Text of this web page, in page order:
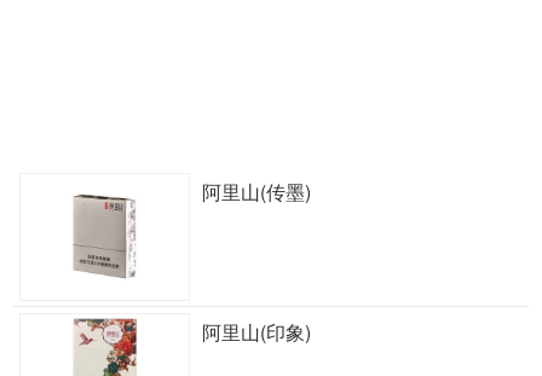
阿里山(传墨)
阿里山(印象)